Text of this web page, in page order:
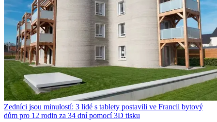
Zedníci jsou minulostí: 3 lidé s tablety postavili ve Francii bytový
dům pro 12 rodin za 34 dní pomocí 3D tisku